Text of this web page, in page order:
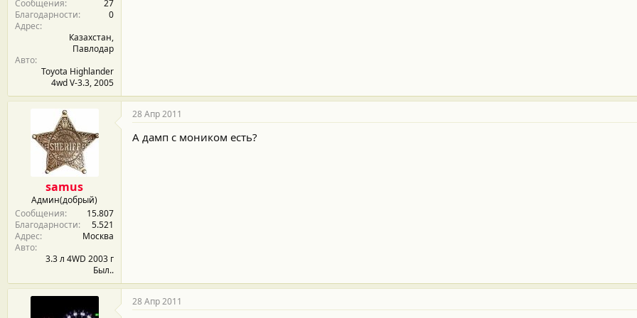
Сообщения
27
Благодарности
0
Адрес
Казахстан,
Павлодар
Авто
Toyota Highlander
4wd V-3.3, 2005
samus
Админ(добрый)
Сообщения
15.807
Благодарности
5.521
Адрес
Москва
Авто
3.3 л 4WD 2003 г
Был..
28 Апр 2011
А дамп с моником есть?
28 Апр 2011